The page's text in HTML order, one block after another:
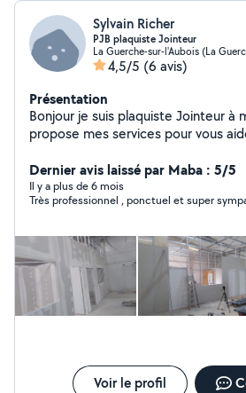
Sylvain Richer
PJB plaquiste Jointeur
La Guerche-sur-l'Aubois (La
4,5/5 (6 avis)
Présentation
Bonjour je suis plaquiste Jointeur à
propose mes services pour vous
n'hésitez pas à me contacter travail
soigner
Dernier avis laissé par Maba : 5/5
Il y a plus de 6 mois
Voir le profil